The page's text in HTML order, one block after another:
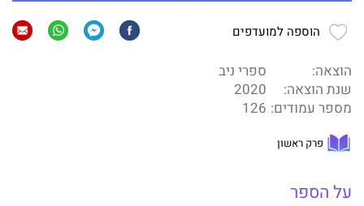
הוספה למועדפים
הוצאה:
ספרי ניב
שנת הוצאה:
2020
מספר עמודים: 126
פרק ראשון
על הספר